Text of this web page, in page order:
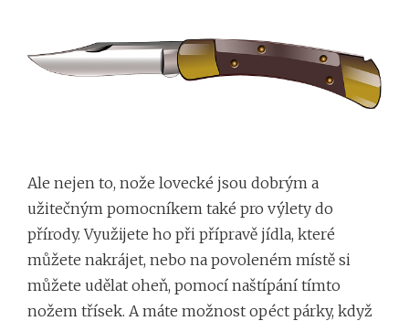
Ale nejen to, nože lovecké jsou dobrým a
užitečným pomocníkem také pro výlety do
přírody. Využijete ho při přípravě jídla, které
můžete nakrájet, nebo na povoleném místě si
můžete udělat oheň, pomocí naštípání tímto
nožem třísek. A máte možnost opéct párky, když